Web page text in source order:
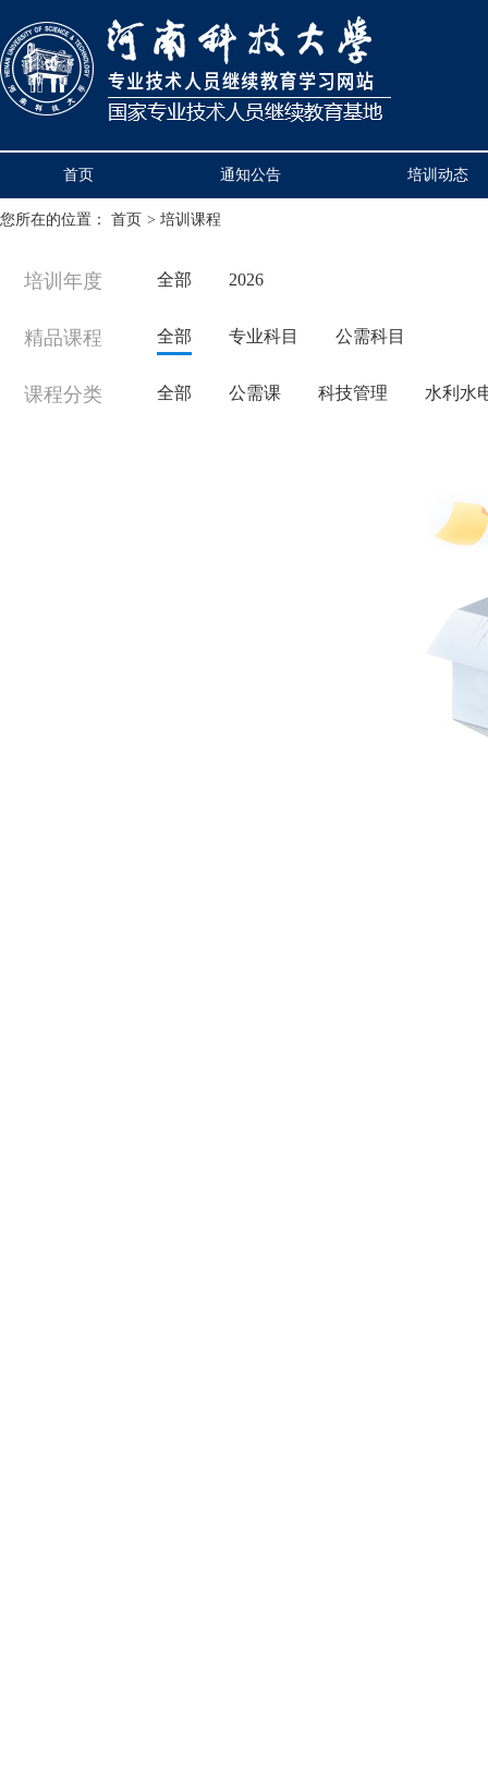
首页 通知公告 培训动态
您所在的位置： 首页 > 培训课程
培训年度 全部 2026
精品课程 全部 专业科目 公需科目
课程分类 全部 公需课 科技管理 水利水